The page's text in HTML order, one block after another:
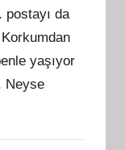
postayı da
yaşıyor
Neyse